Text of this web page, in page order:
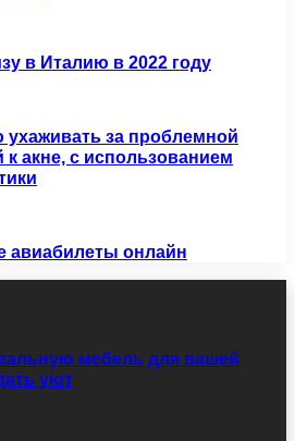
в Италию в 2022 году
ухаживать за проблемной
к акне, с использованием
авиабилеты онлайн
мебель для вашей
уют